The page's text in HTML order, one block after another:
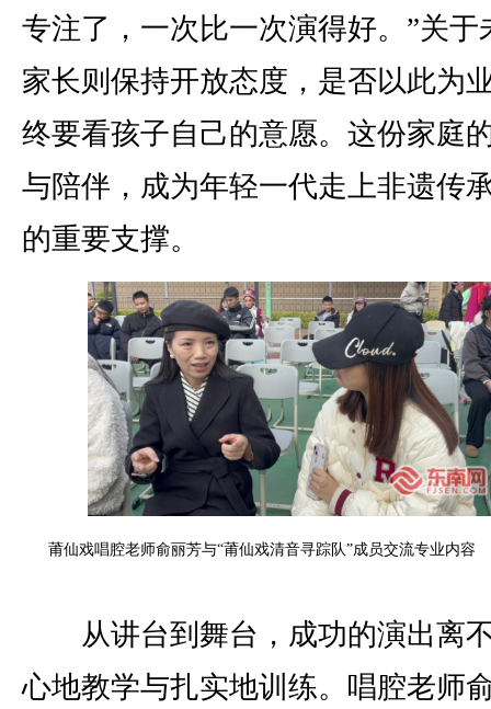
专注了，一次比一次演得好。”关于
家长则保持开放态度，是否以此为
终要看孩子自己的意愿。这份家庭
与陪伴，成为年轻一代走上非遗传
的重要支撑。
莆仙戏唱腔老师俞丽芳与“莆仙戏清音寻踪队”成员交流专业内容
从讲台到舞台，成功的演出离
心地教学与扎实地训练。唱腔老师